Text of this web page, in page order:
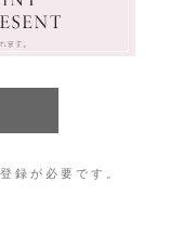
録が必要です。